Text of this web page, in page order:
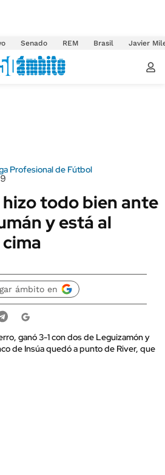
Senado REM Brasil Javier
Profesional de Fútbol
todo bien ante
y está al
ámbito en
ganó 3-1 con dos de Leguizamón y
de Insúa quedó a punto de River, que